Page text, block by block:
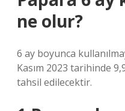
ne olur?
6 ay boyunca
Kasım 2023 tarihinde
tahsil edilecektir.